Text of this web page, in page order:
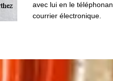
avec lui en le
courrier électronique.